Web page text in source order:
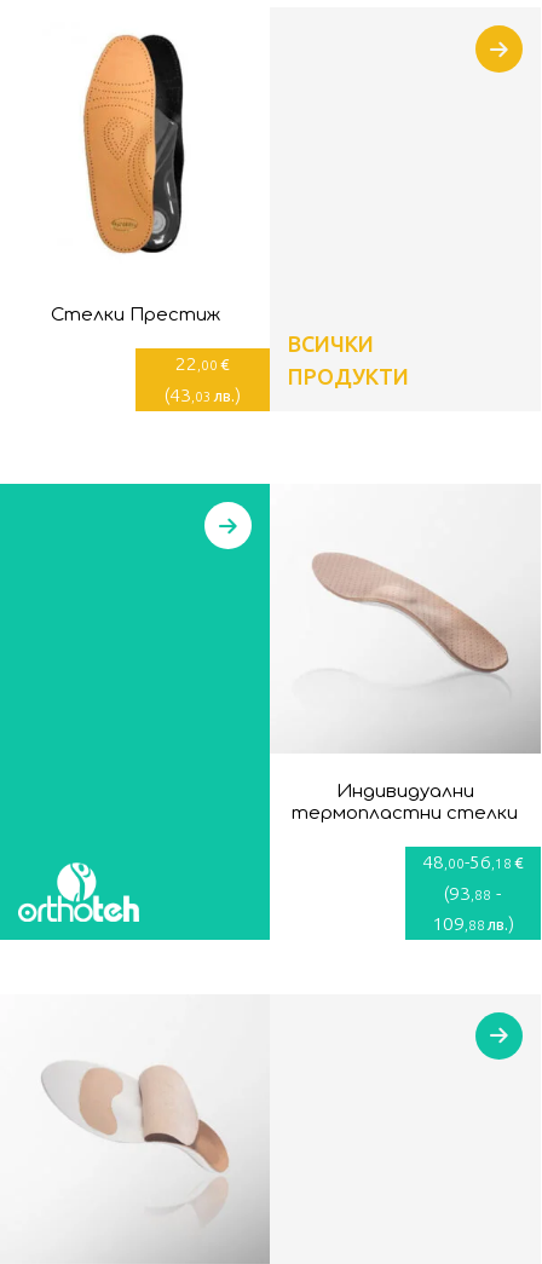
Стелки Престиж
22 ,00 €
(43 ,03 лв.)
ВСИЧКИ
ПРОДУКТИ
Индивидуални
термопластни стелки
48 ,00-56 ,18 €
(93 ,88 -
109 ,88 лв.)